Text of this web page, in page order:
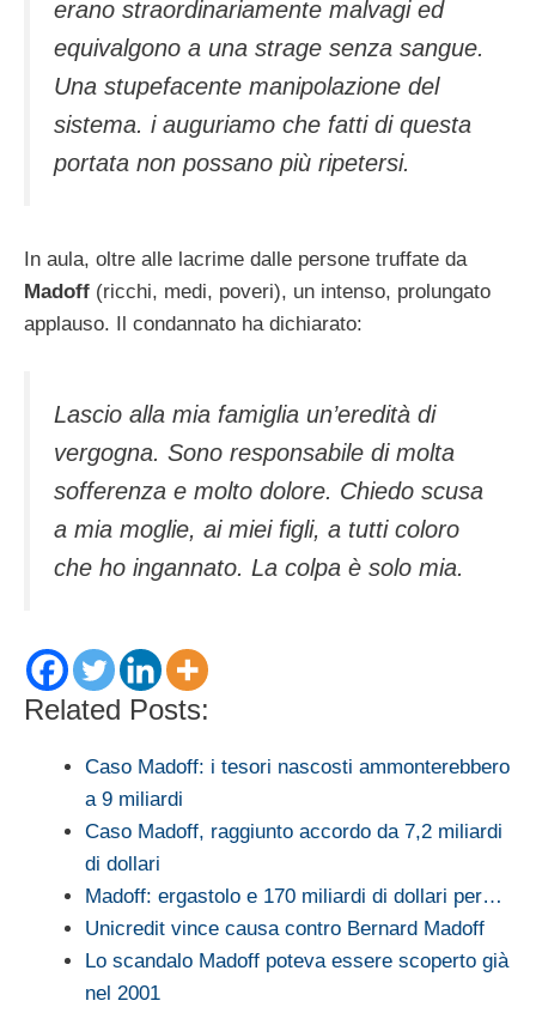
erano straordinariamente malvagi ed
equivalgono a una strage senza sangue.
Una stupefacente manipolazione del
sistema. i auguriamo che fatti di questa
portata non possano più ripetersi.
In aula, oltre alle lacrime dalle persone truffate da
Madoff (ricchi, medi, poveri), un intenso, prolungato
applauso. Il condannato ha dichiarato:
Lascio alla mia famiglia un’eredità di
vergogna. Sono responsabile di molta
sofferenza e molto dolore. Chiedo scusa
a mia moglie, ai miei figli, a tutti coloro
che ho ingannato. La colpa è solo mia.
Related Posts:
Caso Madoff: i tesori nascosti ammonterebbero
a 9 miliardi
Caso Madoff, raggiunto accordo da 7,2 miliardi
di dollari
Madoff: ergastolo e 170 miliardi di dollari per…
Unicredit vince causa contro Bernard Madoff
Lo scandalo Madoff poteva essere scoperto già
nel 2001